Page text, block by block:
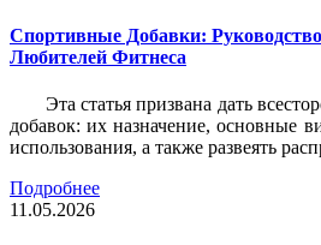
Спортивные Добавки:
Любителей Фитнеса
Эта статья призвана дать
добавок: их назначение, основные
использования, а также развеять
Подробнее
11.05.2026